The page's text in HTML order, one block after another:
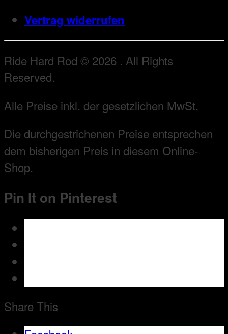
Vertrag widerrufen
Ride Hard Rod © 2026 . All Rights
Reserved.
Alle Preise inkl. der gesetzlichen MwSt.
Die durchgestrichenen Preise entsprechen
dem bisherigen Preis in diesem Online-
Shop.
Pin It on Pinterest
Share This